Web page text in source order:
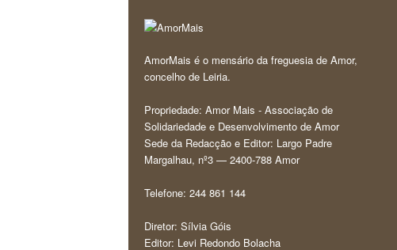
AmorMais é o mensário da freguesia de Amor,
concelho de Leiria.
Propriedade: Amor Mais - Associação de
Solidariedade e Desenvolvimento de Amor
Sede da Redacção e Editor: Largo Padre
Margalhau, nº3 — 2400-788 Amor
Telefone: 244 861 144
Diretor: Sílvia Góis
Editor: Levi Redondo Bolacha